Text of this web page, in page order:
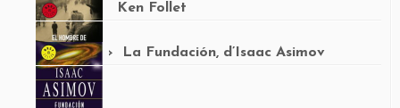
Ken Follet
La Fundación, d’Isaac Asimov